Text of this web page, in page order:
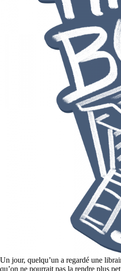
Un jour, quelqu’un a regardé une
qu’on ne pourrait pas la rendre plus